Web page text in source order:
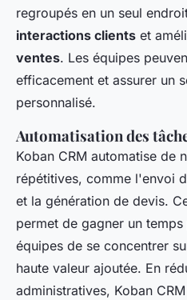
regroupés en un seul
interactions clients et
ventes. Les équipes
efficacement et assurer un
personnalisé.
Automatisation des
Koban CRM automatise de
répétitives, comme l'envoi
et la génération de devis.
permet de gagner un
équipes de se concentrer
haute valeur ajoutée. En
administratives, Koban